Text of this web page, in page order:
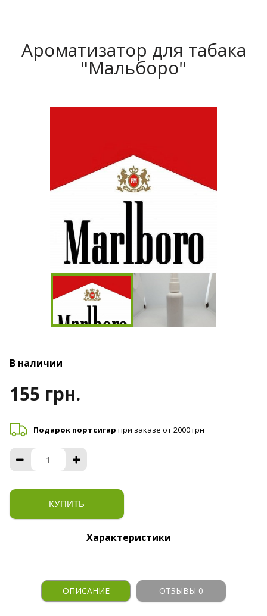
Ароматизатор для табака
"Мальборо"
В наличии
155 грн.
Подарок портсигар при заказе от 2000 грн
КУПИТЬ
Характеристики
ОПИСАНИЕ ОТЗЫВЫ 0